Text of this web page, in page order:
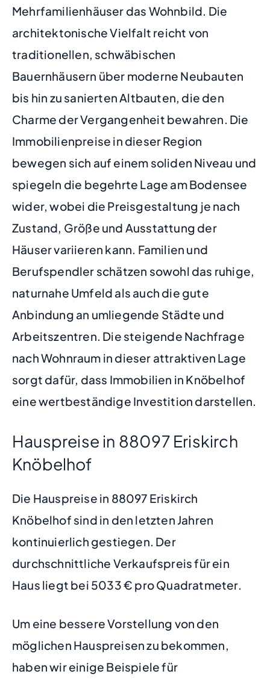
Mehrfamilienhäuser das Wohnbild. Die
architektonische Vielfalt reicht von
traditionellen, schwäbischen
Bauernhäusern über moderne Neubauten
bis hin zu sanierten Altbauten, die den
Charme der Vergangenheit bewahren. Die
Immobilienpreise in dieser Region
bewegen sich auf einem soliden Niveau und
spiegeln die begehrte Lage am Bodensee
wider, wobei die Preisgestaltung je nach
Zustand, Größe und Ausstattung der
Häuser variieren kann. Familien und
Berufspendler schätzen sowohl das ruhige,
naturnahe Umfeld als auch die gute
Anbindung an umliegende Städte und
Arbeitszentren. Die steigende Nachfrage
nach Wohnraum in dieser attraktiven Lage
sorgt dafür, dass Immobilien in Knöbelhof
eine wertbeständige Investition darstellen.
Hauspreise in 88097 Eriskirch
Knöbelhof
Die Hauspreise in 88097 Eriskirch
Knöbelhof sind in den letzten Jahren
kontinuierlich gestiegen. Der
durchschnittliche Verkaufspreis für ein
Haus liegt bei 5033 € pro Quadratmeter.
Um eine bessere Vorstellung von den
möglichen Hauspreisen zu bekommen,
haben wir einige Beispiele für